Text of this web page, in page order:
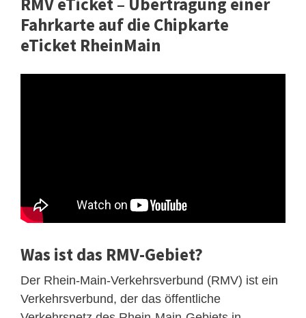
Fahrkarte auf die Chipkarte
eTicket RheinMain
Was ist das RMV-Gebiet?
Der Rhein-Main-Verkehrsverbund (RMV) ist ein
Verkehrsverbund, der das öffentliche